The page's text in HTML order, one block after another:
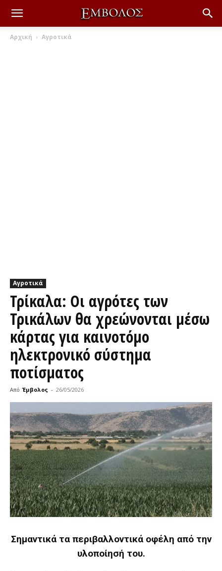
Αρχική Αγροτικά
Αγροτικά
Τρίκαλα: Οι αγρότες των
Τρικάλων θα χρεώνονται μέσω
κάρτας για καινοτόμο
ηλεκτρονικό σύστημα
ποτίσματος
Από Έμβολος - 26/05/2026
Σημαντικά τα περιβαλλοντικά οφέλη από την
υλοποίησή του.